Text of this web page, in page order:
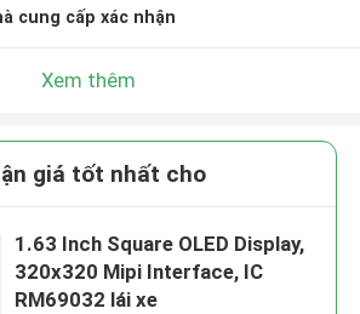
cung cấp xác nhận
Xem thêm
giá tốt nhất cho
1.63 Inch Square OLED Display,
320x320 Mipi Interface, IC
RM69032 lái xe